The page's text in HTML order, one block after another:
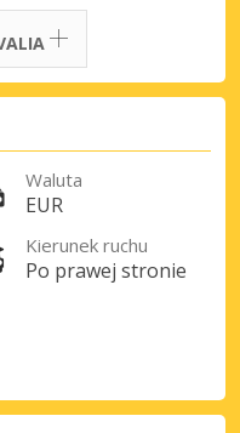
ofert
Waluta
EUR
Kierunek ruchu
Po prawej stronie